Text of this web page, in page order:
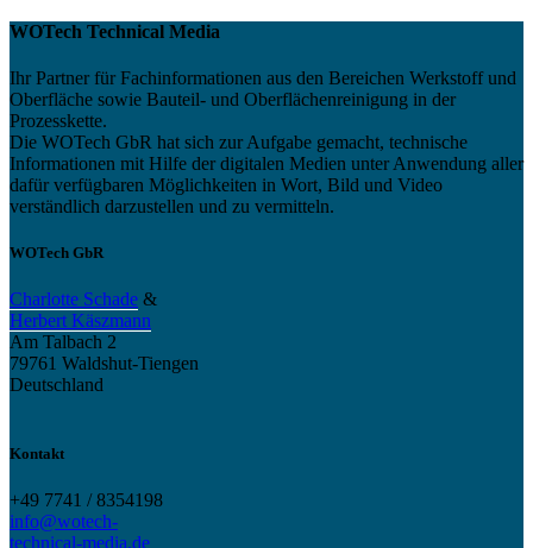
WOTech Technical Media
Ihr Partner für Fachinformationen aus den Bereichen Werkstoff und
Oberfläche sowie Bauteil- und Oberflächenreinigung in der
Prozesskette.
Die WOTech GbR hat sich zur Aufgabe gemacht, technische
Informationen mit Hilfe der digitalen Medien unter Anwendung aller
dafür verfügbaren Möglichkeiten in Wort, Bild und Video
verständlich darzustellen und zu vermitteln.
WOTech GbR
Charlotte Schade &
Herbert Käszmann
Am Talbach 2
79761 Waldshut-Tiengen
Deutschland
Kontakt
+49 7741 / 8354198
info@wotech-
technical-media.de